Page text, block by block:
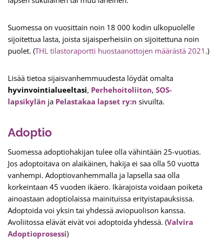
Suomessa on vuosittain noin 18 000 kodin ulkopuolelle
sijoitettua lasta, joista sijaisperheisiin on sijoitettuna noin
puolet. (THL tilastoraportti huostaanottojen määrästä 2021 .)
Lisää tietoa sijaisvanhemmuudesta löydät omalta
hyvinvointialueeltasi, Perhehoitoliiton, SOS-
lapsikylän ja Pelastakaa lapset ry:n sivuilta.
Adoptio
Suomessa adoptiohakijan tulee olla vähintään 25-vuotias.
Jos adoptoitava on alaikäinen, hakija ei saa olla 50 vuotta
vanhempi. Adoptiovanhemmalla ja lapsella saa olla
korkeintaan 45 vuoden ikäero. Ikärajoista voidaan poiketa
ainoastaan adoptiolaissa mainituissa erityistapauksissa.
Adoptoida voi yksin tai yhdessä aviopuolison kanssa.
Avoliitossa elävät eivät voi adoptoida yhdessä. (Valvira
Adoptioprosessi)